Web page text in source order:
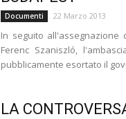
Documenti 22 Marzo 2013
In seguito all'assegnazione
Ferenc Szaniszló,
pubblicamente esortato il
LA